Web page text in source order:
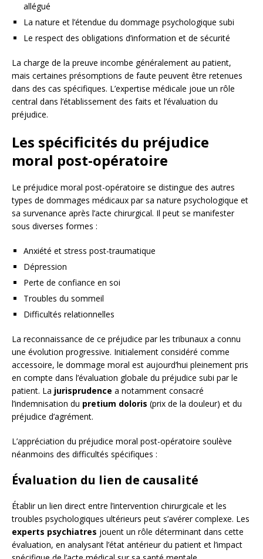
allégué
La nature et l’étendue du dommage psychologique subi
Le respect des obligations d’information et de sécurité
La charge de la preuve incombe généralement au patient,
mais certaines présomptions de faute peuvent être retenues
dans des cas spécifiques. L’expertise médicale joue un rôle
central dans l’établissement des faits et l’évaluation du
préjudice.
Les spécificités du préjudice
moral post-opératoire
Le préjudice moral post-opératoire se distingue des autres
types de dommages médicaux par sa nature psychologique et
sa survenance après l’acte chirurgical. Il peut se manifester
sous diverses formes :
Anxiété et stress post-traumatique
Dépression
Perte de confiance en soi
Troubles du sommeil
Difficultés relationnelles
La reconnaissance de ce préjudice par les tribunaux a connu
une évolution progressive. Initialement considéré comme
accessoire, le dommage moral est aujourd’hui pleinement pris
en compte dans l’évaluation globale du préjudice subi par le
patient. La jurisprudence a notamment consacré
l’indemnisation du pretium doloris (prix de la douleur) et du
préjudice d’agrément.
L’appréciation du préjudice moral post-opératoire soulève
néanmoins des difficultés spécifiques :
Évaluation du lien de causalité
Établir un lien direct entre l’intervention chirurgicale et les
troubles psychologiques ultérieurs peut s’avérer complexe. Les
experts psychiatres jouent un rôle déterminant dans cette
évaluation, en analysant l’état antérieur du patient et l’impact